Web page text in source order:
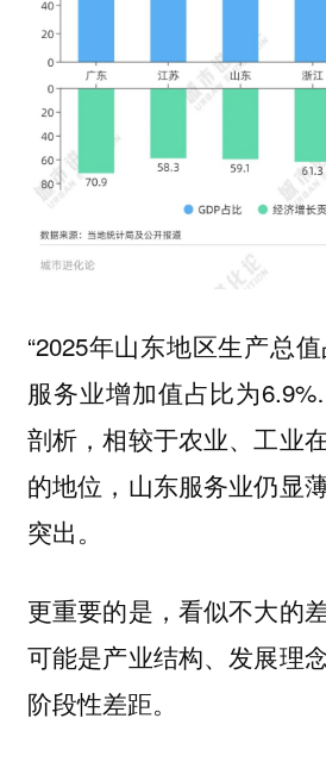
“2025年山东地区生产总
服务业增加值占比为
剖析，相较于农业、工业
的地位，山东服务业仍显
突出。
更重要的是，看似不大的
可能是产业结构、发展理
阶段性差距。